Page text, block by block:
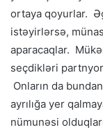
ortaya qoyurlar.
istəyirlərsə,
aparacaqlar.
seçdikləri partnyor
Onların da
ayrılığa yer
nümunəsi